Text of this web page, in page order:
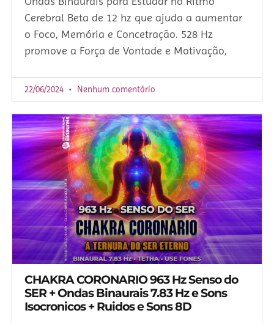
Cerebral Beta de 12 hz que ajuda a aumentar
o Foco, Memória e Concetração. 528 Hz
promove a Força de Vontade e Motivação,
22/06/2024 Nenhum comentário
CHAKRA CORONARIO 963 Hz Senso do
SER + Ondas Binaurais 7.83 Hz e Sons
Isocronicos + Ruidos e Sons 8D